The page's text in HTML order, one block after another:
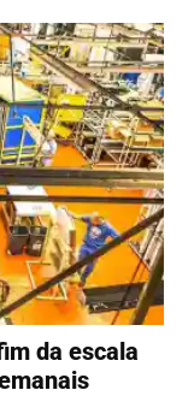
da escala